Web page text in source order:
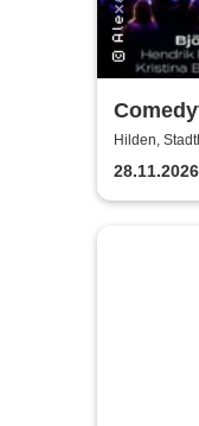
Hilden,
28.11.2026